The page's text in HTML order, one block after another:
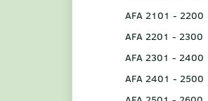
AFA 2101 - 2200
AFA 2201 - 2300
AFA 2301 - 2400
AFA 2401 - 2500